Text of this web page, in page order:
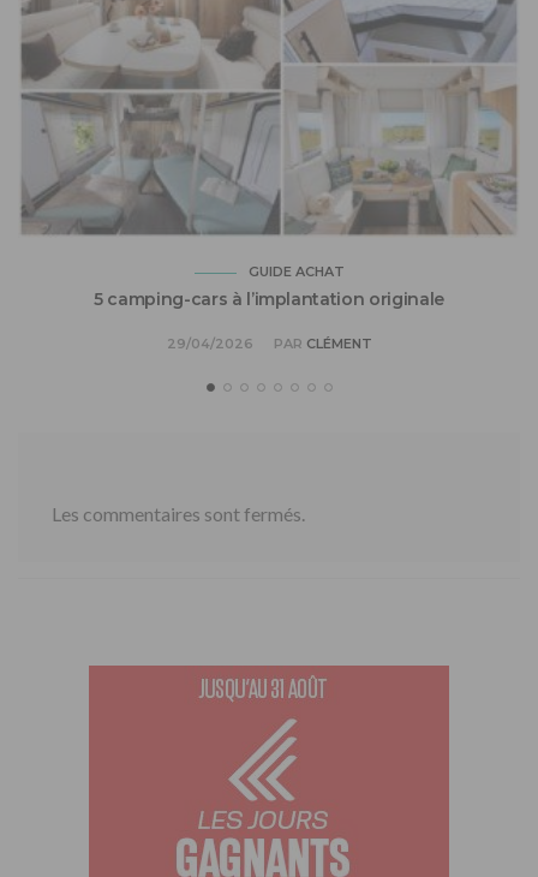
GUIDE ACHAT
5 camping-cars à l’implantation originale
29/04/2026 PAR CLÉMENT
Les commentaires sont fermés.